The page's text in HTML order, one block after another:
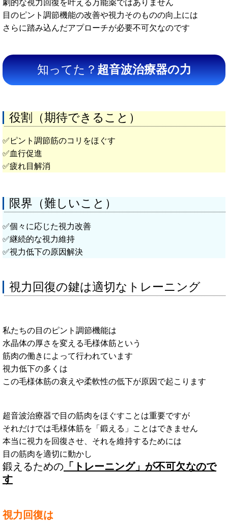
劇的な視力回復を叶える万能薬ではありません
目のピント調節機能の改善や視力そのものの向上には
さらに踏み込んだアプローチが必要不可欠なのです
知ってた？超音波治療器の力
役割（期待できること）
✅️ピント調節筋のコリをほぐす
✅️血行促進
✅️疲れ目解消
限界（難しいこと）
✅️個々に応じた視力改善
✅️継続的な視力維持
✅️視力低下の原因解決
視力回復の鍵は適切なトレーニング
私たちの目のピント調節機能は
水晶体の厚さを変える毛様体筋という
筋肉の働きによって行われています
視力低下の多くは
この毛様体筋の衰えや柔軟性の低下が原因で起こります
超音波治療器で目の筋肉をほぐすことは重要ですが
それだけでは毛様体筋を「鍛える」ことはできません
本当に視力を回復させ、それを維持するためには
目の筋肉を適切に動かし
鍛えるための 「トレーニング」が不可欠なので
す
視力回復は